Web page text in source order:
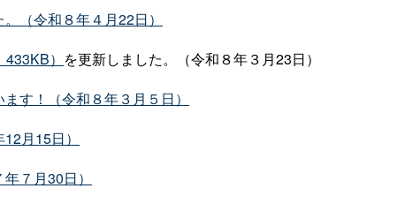
（令和８年４月22日）
） を更新しました。（令和８年３月23日）
す！（令和８年３月５日）
月15日）
７月30日）